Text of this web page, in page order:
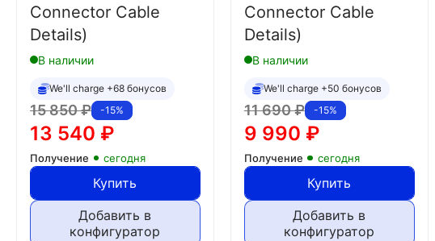
Connector Cable
Details)
В наличии
We'll charge +68 бонусов
-15%
15 850₽
13 540 ₽
Получение сегодня
Купить
Добавить в
конфигуратор
Connector Cable
Details)
В наличии
We'll charge +50 бонусов
-15%
11 690₽
9 990 ₽
Получение сегодня
Купить
Добавить в
конфигуратор